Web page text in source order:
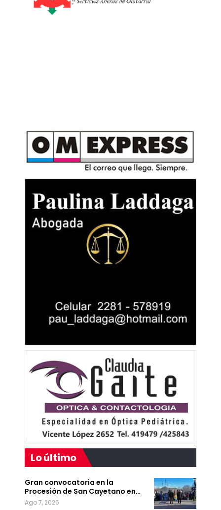
Lo último
Gran convocatoria en la
Procesión de San Cayetano en…
Ago 7, 2026